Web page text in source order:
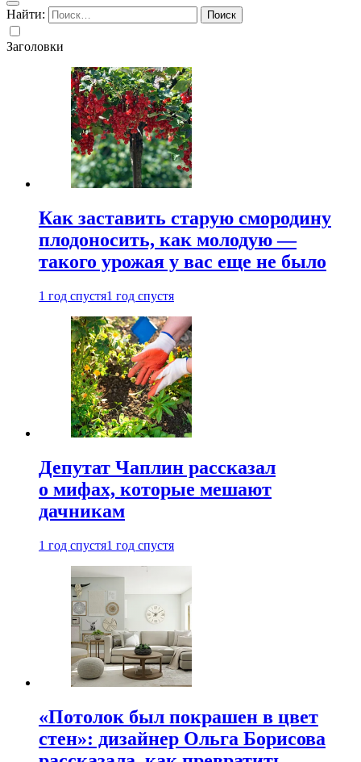
Найти:
Заголовки
Как заставить старую смородину
плодоносить, как молодую —
такого урожая у вас еще не было
1 год спустя1 год спустя
Депутат Чаплин рассказал
о мифах, которые мешают
дачникам
1 год спустя1 год спустя
«Потолок был покрашен в цвет
стен»: дизайнер Ольга Борисова